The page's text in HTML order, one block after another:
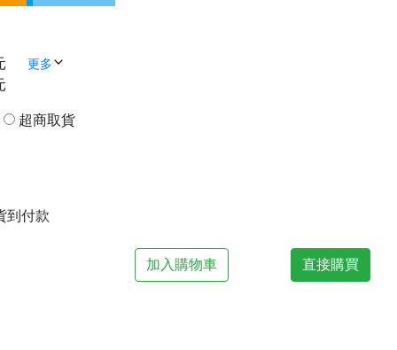
更多
超商取貨
到付款
加入購物車 直接購買